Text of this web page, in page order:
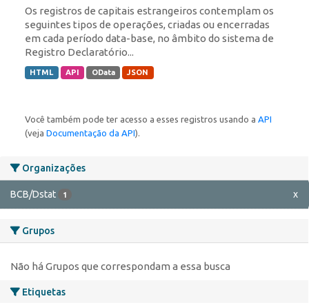
Organizações
BCB/Dstat 1 x
Grupos
Não há Grupos que correspondam a essa busca
Etiquetas
Os registros de capitais estrangeiros contemplam os
seguintes tipos de operações, criadas ou encerradas
em cada período data-base, no âmbito do sistema de
Registro Declaratório...
HTML API OData JSON
Você também pode ter acesso a esses registros usando a API
(veja Documentação da API).